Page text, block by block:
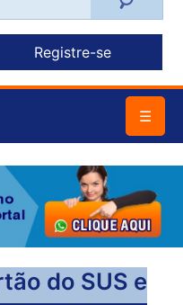
Registre-se
☰
do SUS e